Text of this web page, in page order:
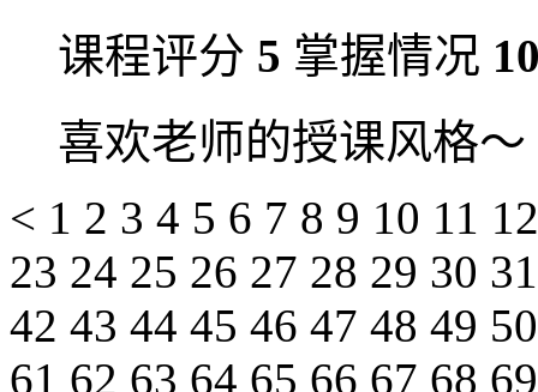
课程评分 5 掌握情况
喜欢老师的授课风格～
< 1 2 3 4 5 6 7 8 9 10 11
23 24 25 26 27 28 29 30
42 43 44 45 46 47 48 49
61 62 63 64 65 66 67 68